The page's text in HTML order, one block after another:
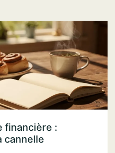
financière :
cannelle